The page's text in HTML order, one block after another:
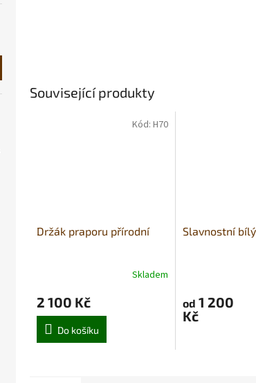
Související produkty
Držák praporu přírodní
Skladem
2 100 Kč
Do košíku
Kód: H70
Slavnostní
od 1 200
Kč